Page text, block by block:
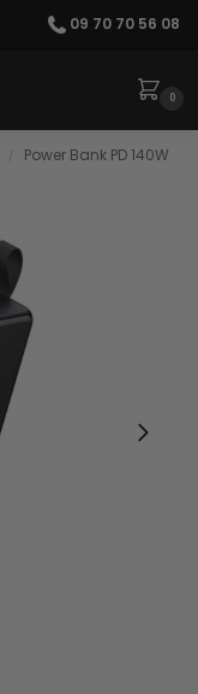
09 70 70 56 08
0
Power Bank PD 140W